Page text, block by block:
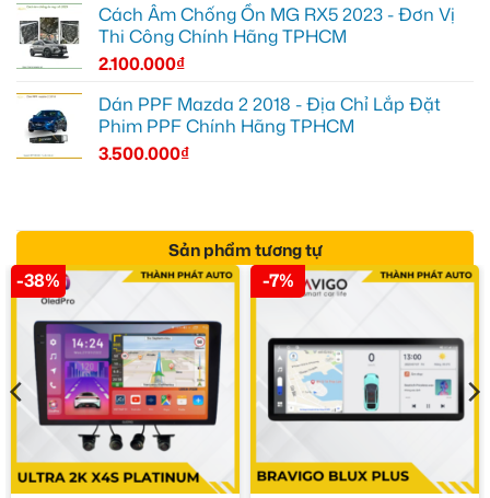
Cách Âm Chống Ồn MG RX5 2023 - Đơn Vị
Thi Công Chính Hãng TPHCM
2.100.000₫
Dán PPF Mazda 2 2018 - Địa Chỉ Lắp Đặt
Phim PPF Chính Hãng TPHCM
3.500.000₫
Sản phẩm tương tự
-38% -7%